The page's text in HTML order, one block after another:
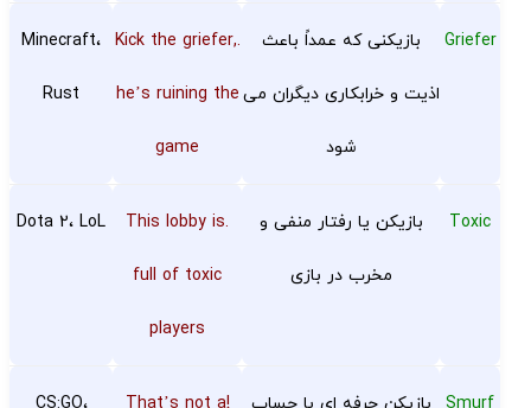
Griefer بازیکنی که عمداً باعث
اذیت و خرابکاری دیگران می
شود
.Kick the griefer,
he’s ruining the
game
Minecraft،
Rust
Toxic بازیکن یا رفتار منفی و
مخرب در بازی
.This lobby is
full of toxic
players
Dota 2، LoL